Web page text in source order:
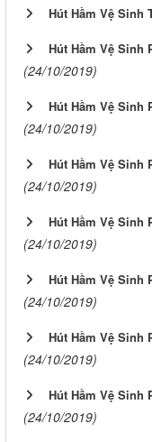
Hút Hầm Vệ Sinh
Hút Hầm Vệ Sinh
(24/10/2019)
Hút Hầm Vệ Sinh
(24/10/2019)
Hút Hầm Vệ Sinh
(24/10/2019)
Hút Hầm Vệ Sinh
(24/10/2019)
Hút Hầm Vệ Sinh
(24/10/2019)
Hút Hầm Vệ Sinh
(24/10/2019)
Hút Hầm Vệ Sinh
(24/10/2019)